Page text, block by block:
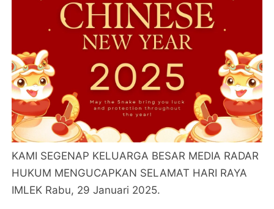
KAMI SEGENAP KELUARGA BESAR MEDIA RADAR
HUKUM MENGUCAPKAN SELAMAT HARI RAYA
IMLEK Rabu, 29 Januari 2025.